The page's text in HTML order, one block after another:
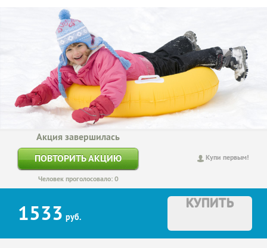
Купи первым!
Акция завершилась
ПОВТОРИТЬ АКЦИЮ
Человек проголосовало: 0
1533 руб.
КУПИТЬ